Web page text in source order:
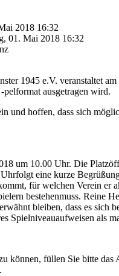
2018 16:32
01. Mai 2018 16:32
1945 e.V. veranstaltet
ausgetragen wird.
und hoffen, dass sich
um 10.00 Uhr. Die
eine kurze
für welchen Verein er
bestehenmuss. Reine
bleiben, dass es
Spielniveauaufweisen als
können, füllen Sie bitte das